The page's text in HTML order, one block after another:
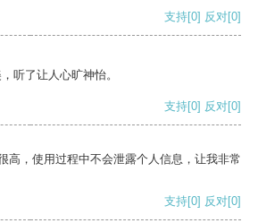
支持[0] 反对[0]
听了让人心旷神怡。
支持[0] 反对[0]
高，使用过程中不会泄露个人信息，让我非常
支持[0] 反对[0]